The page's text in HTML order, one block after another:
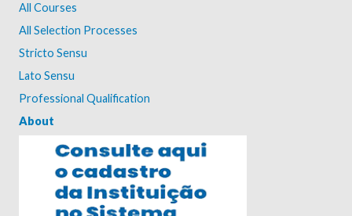
All Courses
All Selection Processes
Stricto Sensu
Lato Sensu
Professional Qualification
About